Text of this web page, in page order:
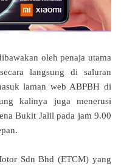
oleh penaja utama
langsung di saluran
laman web ABPBH di
kalinya juga menerusi
Bukit Jalil pada jam 9.00
Sdn Bhd (ETCM) yang